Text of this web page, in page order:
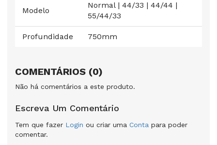
Modelo
Normal | 44/33 | 44/44 |
55/44/33
Profundidade 750mm
COMENTÁRIOS (0)
Não há comentários a este produto.
Escreva Um Comentário
Tem que fazer Login ou criar uma Conta para poder
comentar.